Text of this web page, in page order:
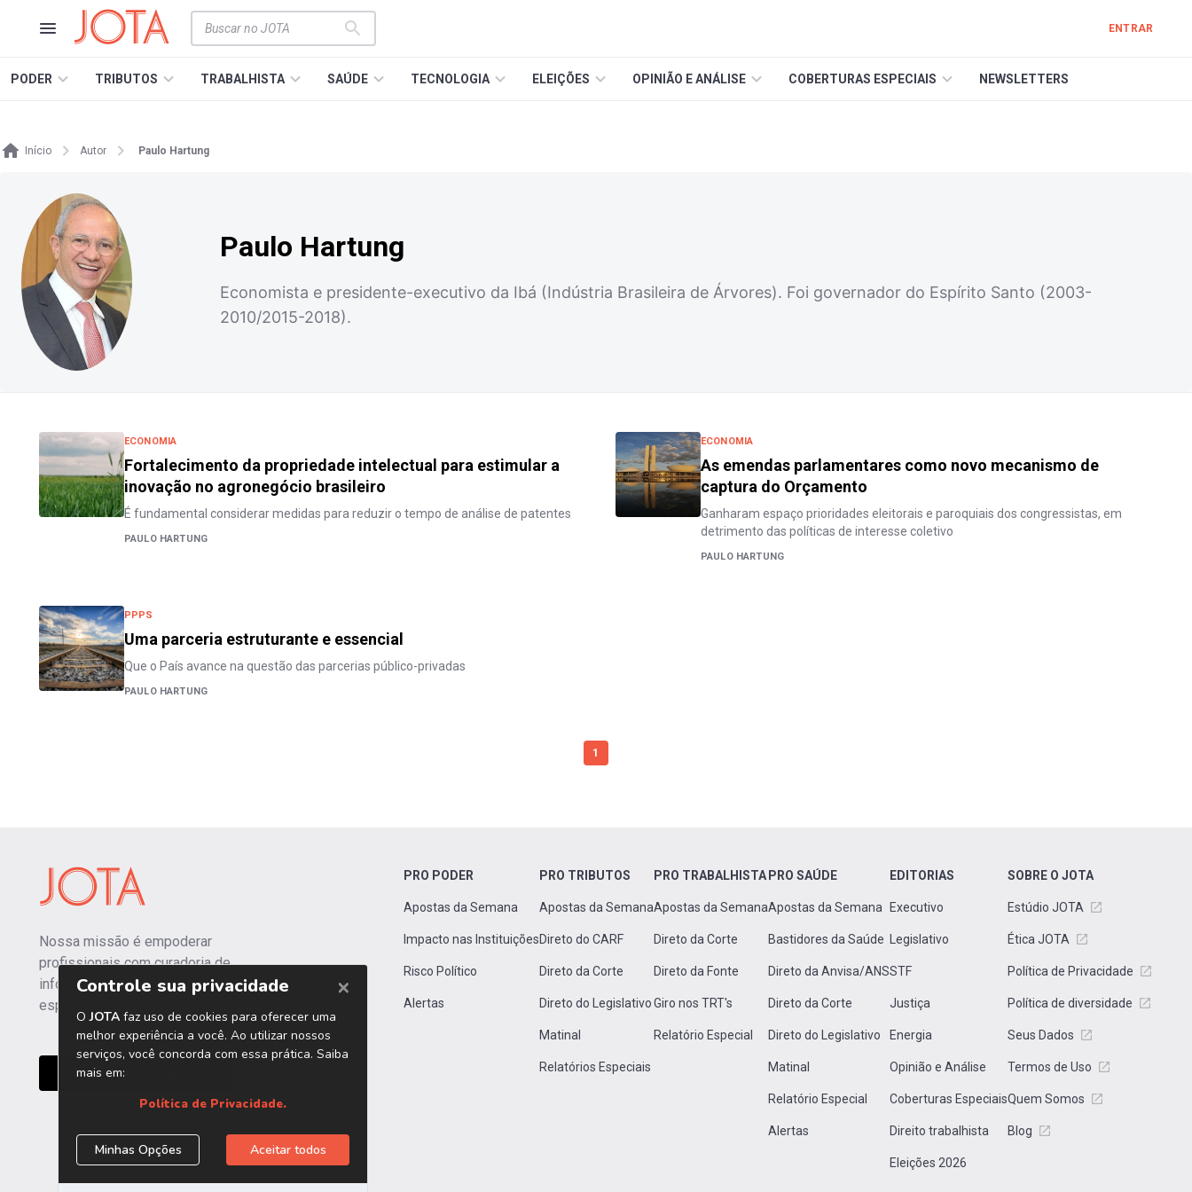
ENTRAR
PODER TRIBUTOS TRABALHISTA SAÚDE TECNOLOGIA ELEIÇÕES OPINIÃO E ANÁLISE COBERTURAS ESPECIAIS NEWSLETTERS
Início Autor Paulo Hartung
Paulo Hartung
Economista e presidente-executivo da Ibá (Indústria Brasileira de Árvores). Foi governador do Espírito Santo (2003-
2010/2015-2018).
ECONOMIA
Fortalecimento da propriedade intelectual para estimular a
inovação no agronegócio brasileiro
É fundamental considerar medidas para reduzir o tempo de análise de patentes
PAULO HARTUNG
ECONOMIA
As emendas parlamentares como novo mecanismo de
captura do Orçamento
Ganharam espaço prioridades eleitorais e paroquiais dos congressistas, em
detrimento das políticas de interesse coletivo
PAULO HARTUNG
PPPS
Uma parceria estruturante e essencial
Que o País avance na questão das parcerias público-privadas
PAULO HARTUNG
1
Nossa missão é empoderar
profissionais com curadoria de
informações independentes e
especializadas.
CONHEÇA O JOTA PRO
PRO PODER
Apostas da Semana
Impacto nas Instituições
Risco Político
Alertas
PRO TRIBUTOS
Apostas da Semana
Direto do CARF
Direto da Corte
Direto do Legislativo
Matinal
Relatórios Especiais
PRO TRABALHISTA
Apostas da Semana
Direto da Corte
Direto da Fonte
Giro nos TRT's
Relatório Especial
PRO SAÚDE
Apostas da Semana
Bastidores da Saúde
Direto da Anvisa/ANS
Direto da Corte
Direto do Legislativo
Matinal
Relatório Especial
Alertas
EDITORIAS
Executivo
Legislativo
STF
Justiça
Energia
Opinião e Análise
Coberturas Especiais
Direito trabalhista
Eleições 2026
SOBRE O JOTA
Estúdio JOTA
Ética JOTA
Política de Privacidade
Política de diversidade
Seus Dados
Termos de Uso
Quem Somos
Blog